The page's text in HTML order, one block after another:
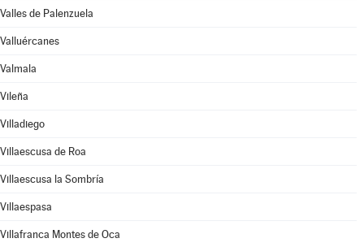
Valles de Palenzuela
Valluércanes
Valmala
Vileña
Villadiego
Villaescusa de Roa
Villaescusa la Sombría
Villaespasa
Villafranca Montes de Oca